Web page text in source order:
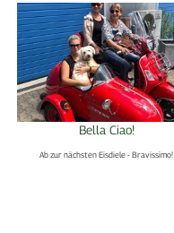
Bella Ciao!
Ab zur nächsten Eisdiele - Bravissimo!